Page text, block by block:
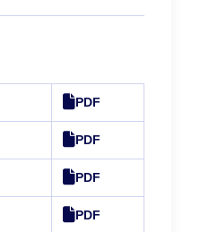
PDF
PDF
PDF
PDF